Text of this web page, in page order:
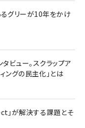
グリーが10年をかけ
ュー。スクラップア
ングの民主化」とは
」が解決する課題とそ